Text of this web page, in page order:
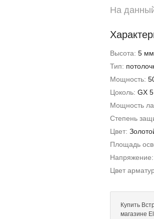
На
Высота: 5 мм
Тип:
Мощность:
Цоколь: GX
Мощность
Степень
Цвет:
Площадь
Цвет
Купить
магазине